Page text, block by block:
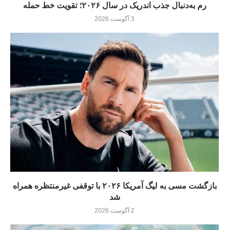
رم به‌دنبال جذب اندریک در سال ۲۰۲۶؛ تقویت خط حمله
3 آگوست 2026
بازگشت مسی به لیگ آمریکا ۲۰۲۶ با توقفی غیرمنتظره همراه
شد
2 آگوست 2026